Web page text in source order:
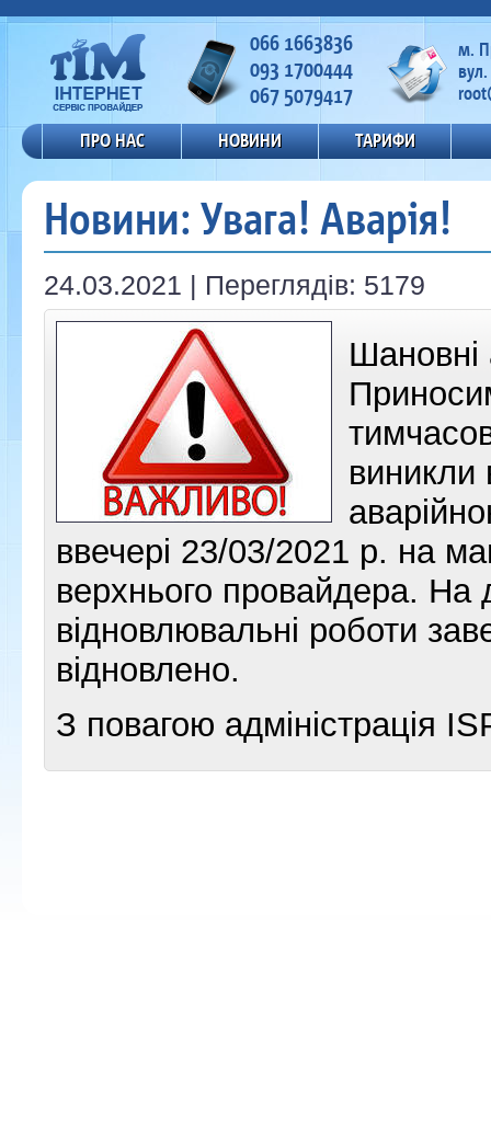
066 1663836
093 1700444
067 5079417
м.
ПРО НАС НОВИНИ ТАРИФИ
Новини: Увага! Аварія!
24.03.2021 | Переглядів: 5179
Шановні
виникли
ввечері 23/03/2021 р. на
верхнього провайдера. На
відновлювальні роботи
відновлено.
З повагою адміністрація